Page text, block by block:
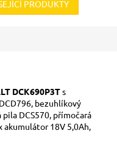
PRODUKTY
DCK690P3Ts
bezuhlíkový
DCS570, přímočará
akumulátor 18V 5,0Ah,